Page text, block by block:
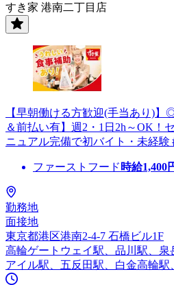
すき家 港南二丁目店
【早朝働ける方歓迎(手当あり)
＆前払い有】週2・1日2h～OK！
ニュアル完備で初バイト・未経験
ファーストフード 時給1,400
勤務地
面接地
東京都港区港南2-4-7 石橋ビル1F
高輪ゲートウェイ駅、品川駅、泉
アイル駅、五反田駅、白金高輪駅